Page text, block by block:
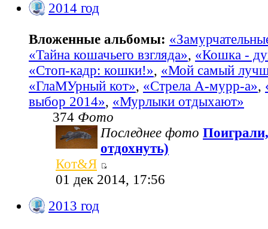
2014 год
Вложенные альбомы:
«Тайна кошачьего взгляда», «Кошка -
«Стоп-кадр: кошки!», «Мой самый
«ГлаМУрный кот», «Стрела А-мурр-а»,
выбор 2014», «Мурлыки отдыхают»
374 Фото
Последнее фото
отдохнуть)
Кот&Я
01 дек 2014, 17:56
2013 год